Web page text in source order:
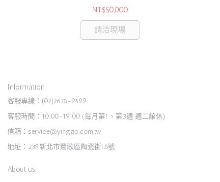
NT$50,000
請洽現場
Information
客服專線：(02)2678-9599
客服時間：10:00-19:00 (每月第1、第3週 週二館休)
信箱：service@yinggo.com.tw
地址：239新北市鶯歌區陶瓷街18號
About us